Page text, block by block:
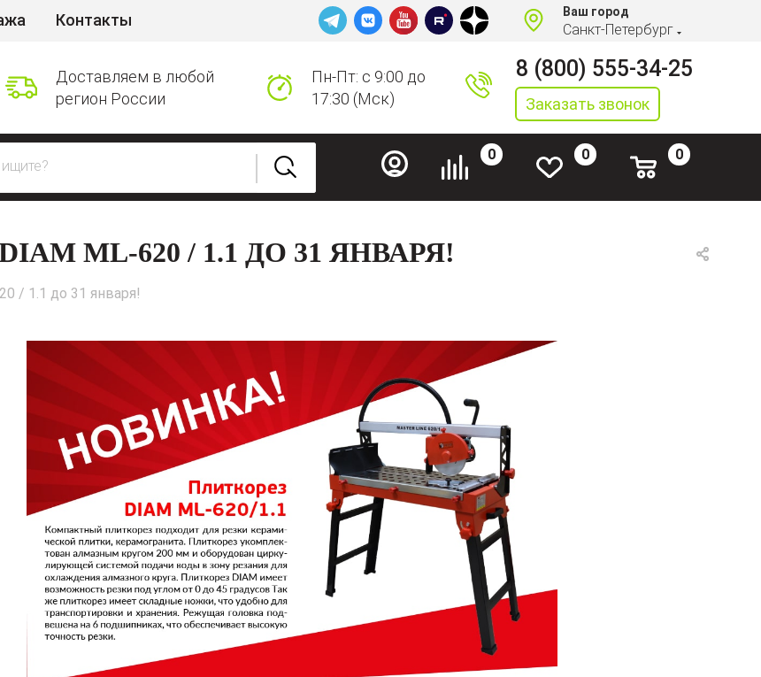
Контакты Ваш город
Санкт-Петербург
Доставляем в любой
регион России
Пн-Пт: с 9:00 до
17:30 (Мск)
8 (800) 555-34-25
Заказать звонок
0 0 0
ML-620 / 1.1 ДО 31 ЯНВАРЯ!
/ 1.1 до 31 января!